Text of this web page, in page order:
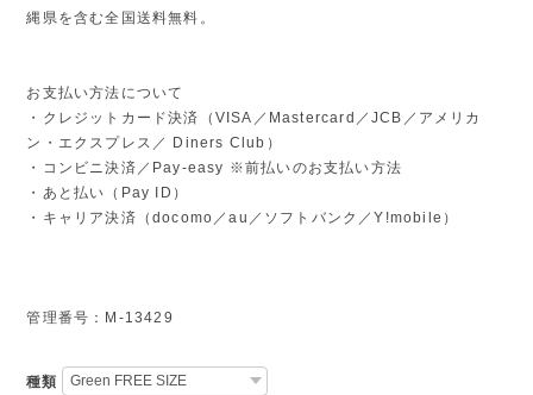
縄県を含む全国送料無料。
お支払い方法について
・クレジットカード決済（VISA／Mastercard／JCB／アメリカ
ン・エクスプレス／ Diners Club）
・コンビニ決済／Pay-easy ※前払いのお支払い方法
・あと払い（Pay ID）
・キャリア決済（docomo／au／ソフトバンク／Y!mobile）
管理番号：M-13429
種類